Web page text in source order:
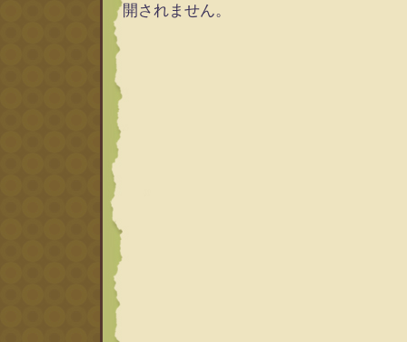
開されません。